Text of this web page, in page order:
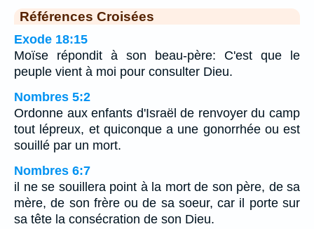
Références Croisées
Exode 18:15
Moïse répondit à son beau-père: C'est que le
peuple vient à moi pour consulter Dieu.
Nombres 5:2
Ordonne aux enfants d'Israël de renvoyer du camp
tout lépreux, et quiconque a une gonorrhée ou est
souillé par un mort.
Nombres 6:7
il ne se souillera point à la mort de son père, de sa
mère, de son frère ou de sa soeur, car il porte sur
sa tête la consécration de son Dieu.